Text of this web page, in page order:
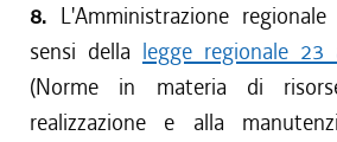
8. L'Amministrazione
sensi della legge regionale
(Norme in materia di
realizzazione e alla